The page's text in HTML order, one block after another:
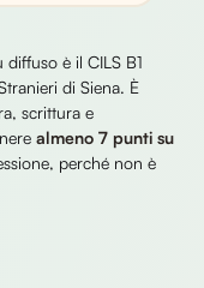
diffuso è il CILS B1
di Siena. È
scrittura e
almeno 7 punti su
perché non è